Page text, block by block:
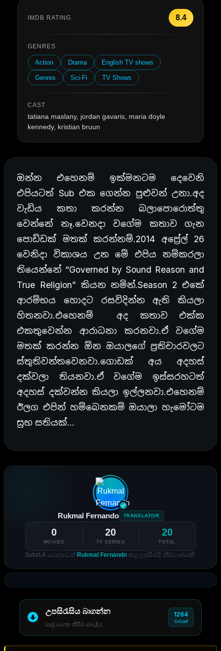
IMDB RATING 8.4
GENRES
Action Drama English TV shows
Genres Sci-Fi TV Shows
CAST
tatiana maslany, jordan gavaris, maria doyle
kennedy, kristian bruun
ඔන්න එහෙනම් ඉක්මනටම දෙවෙනි
එපියටත් Sub එක ගෙන්න පුළුවන් උනා.අද
වැඩිය කතා කරන්න බලාපොරොත්තු
වෙන්නේ නෑ.වෙනදා වගේම කතාව ගැන
පොඩ්ඩක් මතක් කරන්නම්.2014 අප්‍රේල් 26
වෙනිදා විකාශය උන මේ එපිය නම්කරලා
තියෙන්නේ “Governed by Sound Reason and
True Religion” කියන නමින්.Season 2 එකේ
ආරම්භය හොදට රසවිදින්න ඇති කියලා
හිතනවා.එහෙනම් අද කතාව එක්ක
එකතුවෙන්න ආරාධනා කරනවා.ඒ වගේම
මතක් කරන්න ඕන ඔයාලගේ ප්‍රතිචාරවලට
ස්තුතිවන්තවෙනවා.ගොඩක් අය අදහස්
දක්වලා තියනවා.ඒ වගේම ඉස්සරහටත්
අදහස් දක්වන්න කියලා ඉල්ලනවා.එහෙනම්
ඊලග එපින් හම්බෙනකම් ඔයාලා හැමෝටම
සුභ සතියක්…
Rukmal Fernando TRANSLATOR
0
MOVIES
20
TV SERIES
20
TOTAL
SubzLK වෙනුවෙන් Rukmal Fernando කළ උපසිරැසි නිර්මාණයකි.
උපසිරැසිය බාගන්න
සෘජු බාගත කිරීම් සබැඳිය
1264
වාරයක්